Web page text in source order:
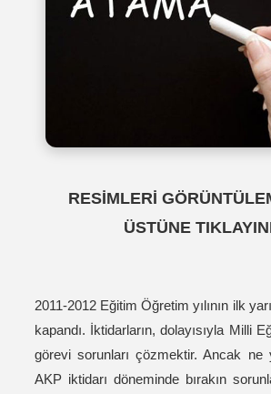
RESİMLERİ
ÜSTÜNE
2011-2012 Eğitim Öğretim yılının ilk
kapandı. İktidarların, dolayısıyla Milli
görevi sorunları çözmektir. Ancak ne
AKP iktidarı döneminde bırakın